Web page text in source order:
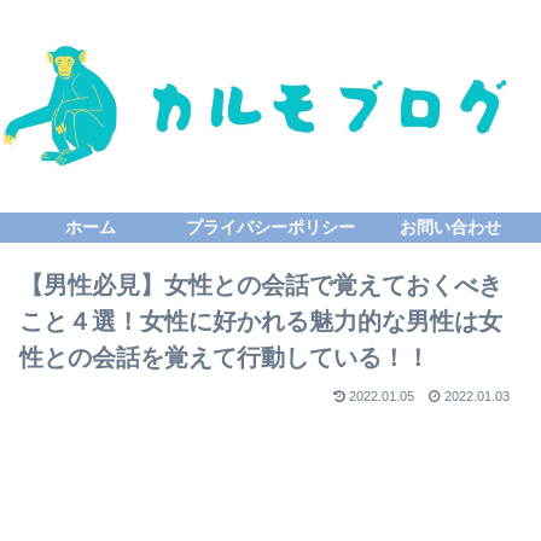
ホーム プライバシーポリシー お問い合わせ
【男性必見】女性との会話で覚えておくべき
こと４選！女性に好かれる魅力的な男性は女
性との会話を覚えて行動している！！
2022.01.05 2022.01.03